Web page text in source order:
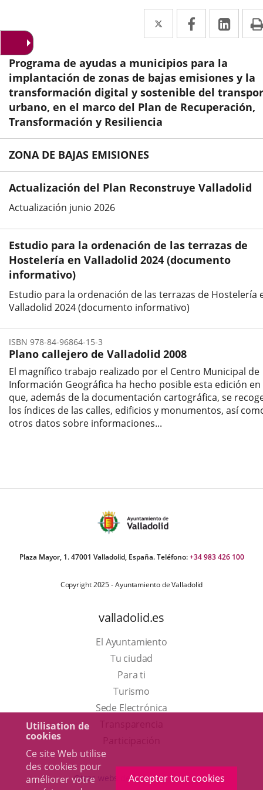
Utilisation de
cookies
Ce site Web utilise
des cookies pour
améliorer votre
Accepter tout cookies
Twitter
Enlace
a
una
aplicación
externa.
Facebook
Enlace
a
una
aplicación
externa.
a
Programa de ayudas a municipios para la
implantación de zonas de bajas emisiones y la
transformación digital y sostenible del
urbano, en el marco del Plan de Recuperación,
Transformación y Resiliencia
ZONA DE BAJAS EMISIONES
Actualización del Plan Reconstruye Valladolid
Actualización junio 2026
Estudio para la ordenación de las terrazas de
Hostelería en Valladolid 2024 (documento
informativo)
Estudio para la ordenación de las terrazas de Hostelería
Valladolid 2024 (documento informativo)
Plano callejero de Valladolid 2008
El magnífico trabajo realizado por el Centro Municipal de
Información Geográfica ha hecho posible esta edición en
que, además de la documentación cartográfica, se
los índices de las calles, edificios y monumentos, así
otros datos sobre informaciones...
ISBN 978-84-96864-15-3
Plaza Mayor, 1. 47001 Valladolid, España. Teléfono:+34 983 426 100
Copyright 2025 - Ayuntamiento de Valladolid
valladolid.es
El Ayuntamiento
Tu ciudad
Para ti
TurismoEste
enlace
una
Sede Electrónica
externa.
Otras webs del ayuntamiento